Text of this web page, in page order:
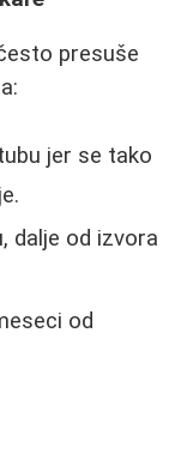
presuše
jer se tako
dalje od izvora
od